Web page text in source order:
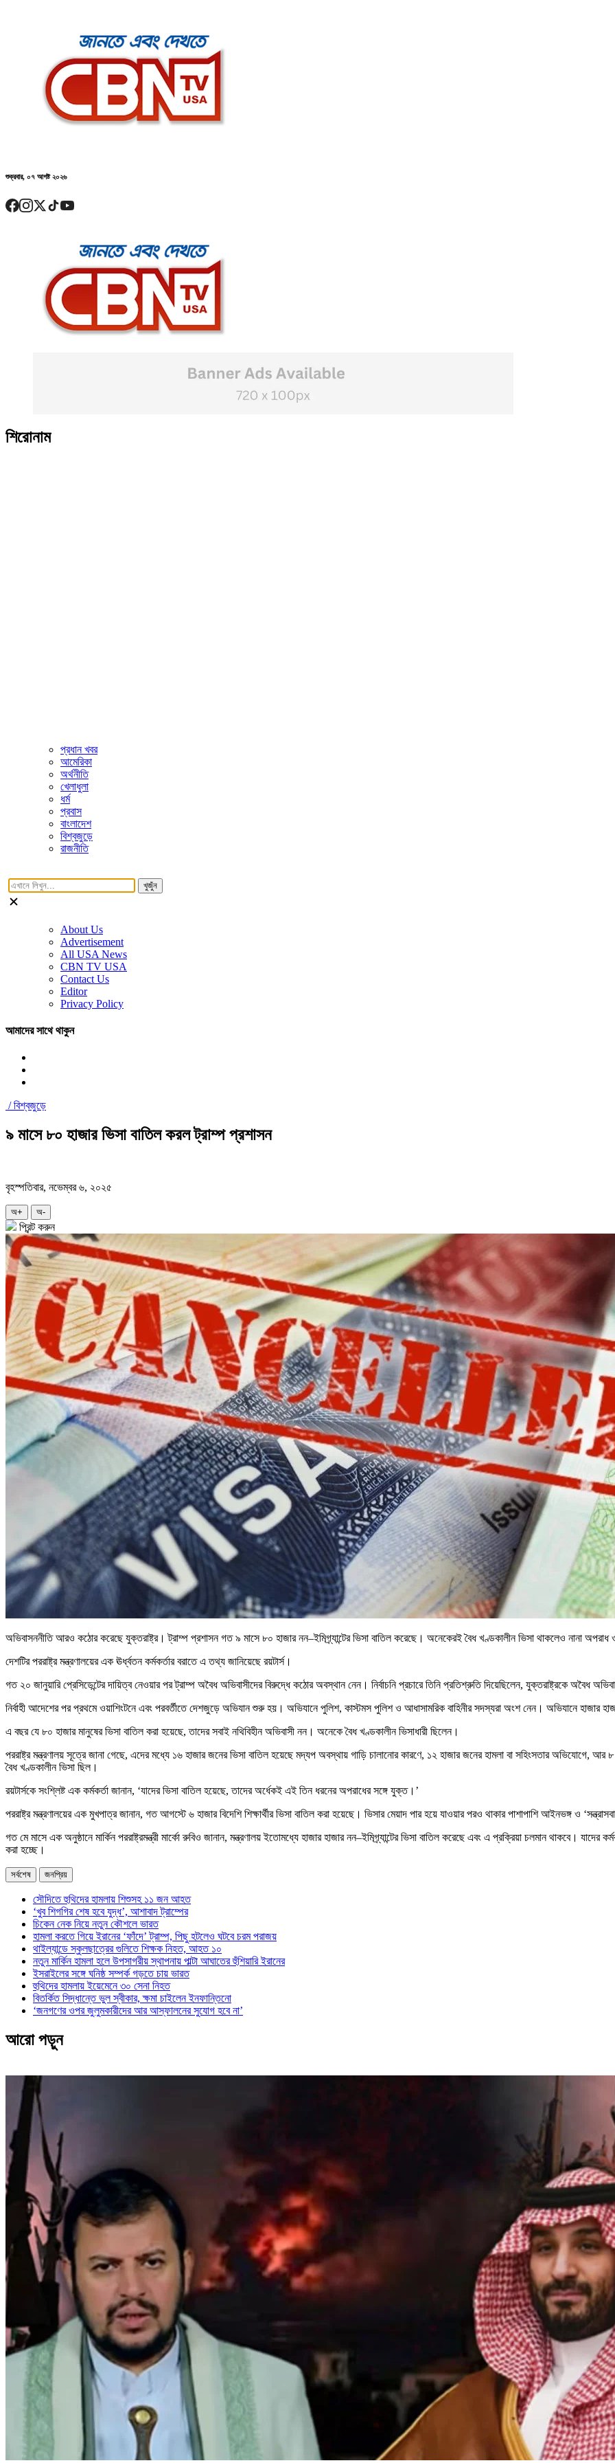
শুক্রবার, ০৭ আগষ্ট ২০২৬
শিরোনাম
প্রধান খবর
আমেরিকা
অর্থনীতি
খেলাধুলা
ধর্ম
প্রবাস
বাংলাদেশ
বিশ্বজুড়ে
রাজনীতি
খুজুঁন
About Us
Advertisement
All USA News
CBN TV USA
Contact Us
Editor
Privacy Policy
আমাদের সাথে থাকুন
/বিশ্বজুড়ে
৯ মাসে ৮০ হাজার ভিসা বাতিল করল ট্রাম্প প্রশাসন
বৃহস্পতিবার, নভেম্বর ৬, ২০২৫
অ+ অ-
প্রিন্ট করুন
অভিবাসননীতি আরও কঠোর করেছে যুক্তরাষ্ট্র। ট্রাম্প প্রশাসন গত ৯ মাসে ৮০ হাজার নন–ইমিগ্র্যান্টের ভিসা বাতিল করেছে। অনেকেরই বৈধ খণ্ডকালীন ভিসা থাকলেও নানা অপরাধ ও
দেশটির পররাষ্ট্র মন্ত্রণালয়ের এক ঊর্ধ্বতন কর্মকর্তার বরাতে এ তথ্য জানিয়েছে রয়টার্স।
গত ২০ জানুয়ারি প্রেসিডেন্টের দায়িত্ব নেওয়ার পর ট্রাম্প অবৈধ অভিবাসীদের বিরুদ্ধে কঠোর অবস্থান নেন। নির্বাচনি প্রচারে তিনি প্রতিশ্রুতি দিয়েছিলেন, যুক্তরাষ্ট্রকে অবৈধ
নির্বাহী আদেশের পর প্রথমে ওয়াশিংটনে এবং পরবর্তীতে দেশজুড়ে অভিযান শুরু হয়। অভিযানে পুলিশ, কাস্টমস পুলিশ ও আধাসামরিক বাহিনীর সদস্যরা অংশ নেন। অভিযানে হাজার
এ বছর যে ৮০ হাজার মানুষের ভিসা বাতিল করা হয়েছে, তাদের সবাই নথিবিহীন অভিবাসী নন। অনেকে বৈধ খণ্ডকালীন ভিসাধারী ছিলেন।
পররাষ্ট্র মন্ত্রণালয় সূত্রে জানা গেছে, এদের মধ্যে ১৬ হাজার জনের ভিসা বাতিল হয়েছে মদ্যপ অবস্থায় গাড়ি চালানোর কারণে, ১২ হাজার জনের হামলা বা সহিংসতার অভিযোগে,
বৈধ খণ্ডকালীন ভিসা ছিল।
রয়টার্সকে সংশ্লিষ্ট এক কর্মকর্তা জানান, ‘যাদের ভিসা বাতিল হয়েছে, তাদের অর্ধেকই এই তিন ধরনের অপরাধের সঙ্গে যুক্ত।’
পররাষ্ট্র মন্ত্রণালয়ের এক মুখপাত্র জানান, গত আগস্টে ৬ হাজার বিদেশি শিক্ষার্থীর ভিসা বাতিল করা হয়েছে। ভিসার মেয়াদ পার হয়ে যাওয়ার পরও থাকার পাশাপাশি আইনভঙ্গ ও
গত মে মাসে এক অনুষ্ঠানে মার্কিন পররাষ্ট্রমন্ত্রী মার্কো রুবিও জানান, মন্ত্রণালয় ইতোমধ্যে হাজার হাজার নন–ইমিগ্র্যান্টের ভিসা বাতিল করেছে এবং এ প্রক্রিয়া চলমান থাকবে। যাদের
করা হচ্ছে।
সর্বশেষ জনপ্রিয়
সৌদিতে হুথিদের হামলায় শিশুসহ ১১ জন আহত
‘খুব শিগগির শেষ হবে যুদ্ধ’, আশাবাদ ট্রাম্পের
চিকেন নেক নিয়ে নতুন কৌশলে ভারত
হামলা করতে গিয়ে ইরানের ‘ফাঁদে’ ট্রাম্প, পিছু হটলেও ঘটবে চরম পরাজয়
থাইল্যান্ডে স্কুলছাত্রের গুলিতে শিক্ষক নিহত, আহত ১০
নতুন মার্কিন হামলা হলে উপসাগরীয় স্থাপনায় পাল্টা আঘাতের হুঁশিয়ারি ইরানের
ইসরাইলের সঙ্গে ঘনিষ্ঠ সম্পর্ক গড়তে চায় ভারত
হুথিদের হামলায় ইয়েমেনে ৩০ সেনা নিহত
বিতর্কিত সিদ্ধান্তে ভুল স্বীকার, ক্ষমা চাইলেন ইনফান্তিনো
‘জনগণের ওপর জুলুমকারীদের আর আস্ফালনের সুযোগ হবে না’
আরো পড়ুন